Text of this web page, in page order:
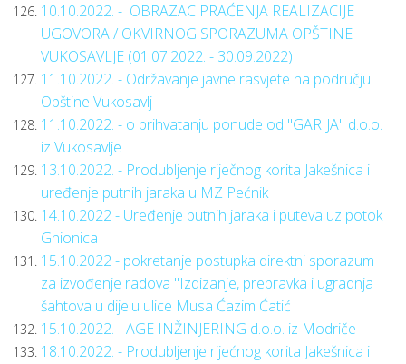
10.10.2022. - OBRAZAC PRAĆENJA REALIZACIJE
UGOVORA / OKVIRNOG SPORAZUMA OPŠTINE
VUKOSAVLJE (01.07.2022. - 30.09.2022)
11.10.2022. - Održavanje javne rasvjete na području
Opštine Vukosavlj
11.10.2022. - o prihvatanju ponude od "GARIJA" d.o.o.
iz Vukosavlje
13.10.2022. - Produbljenje riječnog korita Jakešnica i
uređenje putnih jaraka u MZ Pećnik
14.10.2022 - Uređenje putnih jaraka i puteva uz potok
Gnionica
15.10.2022 - pokretanje postupka direktni sporazum
za izvođenje radova "Izdizanje, prepravka i ugradnja
šahtova u dijelu ulice Musa Ćazim Ćatić
15.10.2022. - AGE INŽINJERING d.o.o. iz Modriče
18.10.2022. - Produbljenje rijećnog korita Jakešnica i